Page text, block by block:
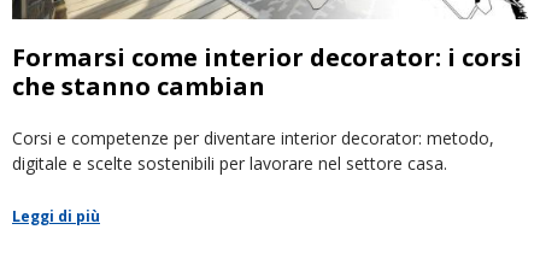
Formarsi come interior decorator: i corsi
che stanno cambian
Corsi e competenze per diventare interior decorator: metodo,
digitale e scelte sostenibili per lavorare nel settore casa.
Leggi di più